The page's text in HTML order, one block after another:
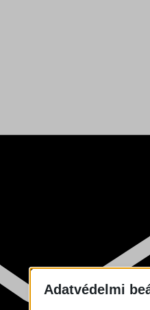
Adatvédelmi